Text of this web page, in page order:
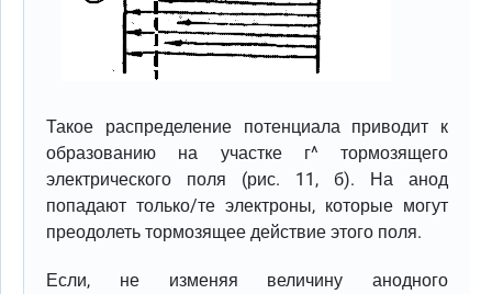
Такое распределение потенциала приводит к
образованию на участке г^ тормозящего
электрического поля (рис. 11, б). На анод
попадают только/те электроны, которые могут
преодолеть тормозящее действие этого поля.
Если, не изменяя величину анодного